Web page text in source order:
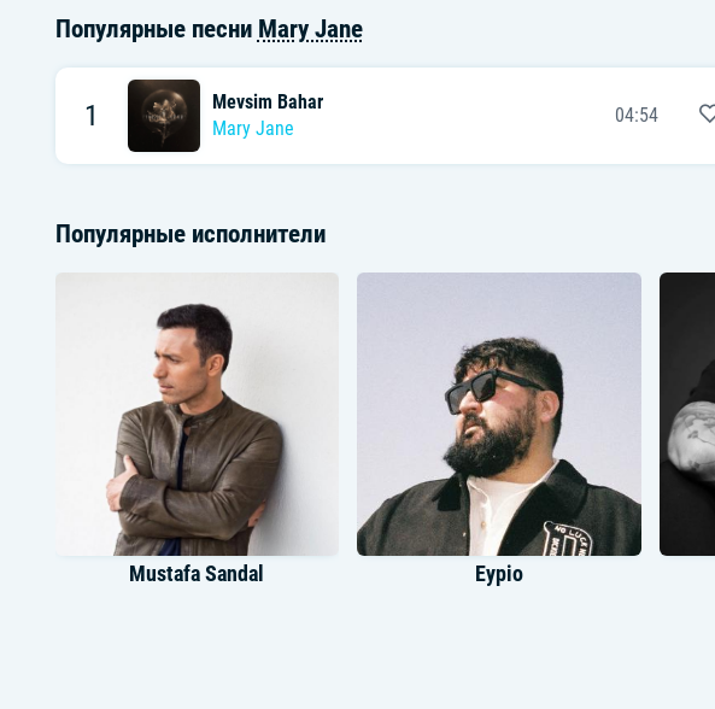
Популярные песни Mary Jane
1
Mevsim Bahar
Mary Jane
04:54
Популярные исполнители
Mustafa Sandal Eypio